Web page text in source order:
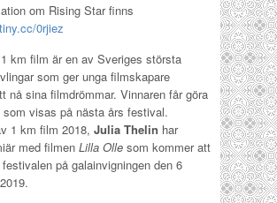
om Rising Star finns
0rjiez
km film är en av Sveriges största
som ger unga filmskapare
nå sina filmdrömmar. Vinnaren får göra
visas på nästa års festival.
1 km film 2018, Julia Thelin har
med filmen Lilla Olle som kommer att
på galainvigningen den 6